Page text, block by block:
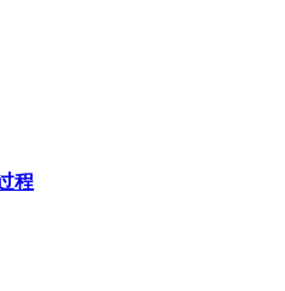
程